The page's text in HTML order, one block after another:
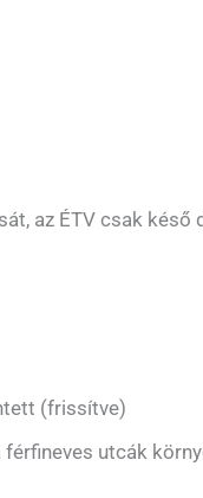
az ÉTV csak késő
(frissítve)
utcák